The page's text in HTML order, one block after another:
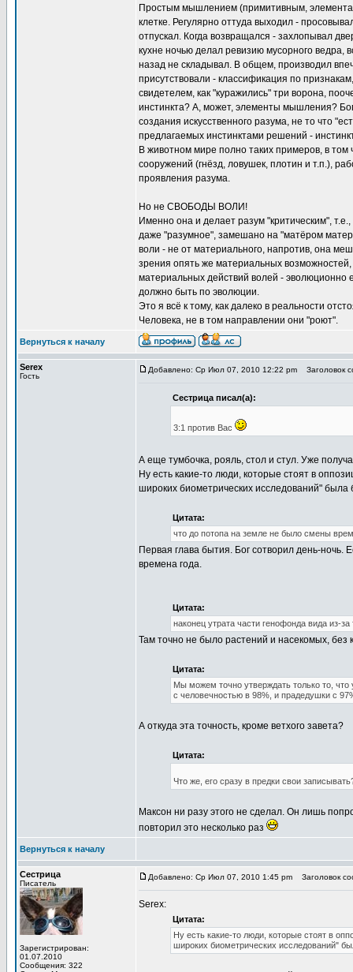
Простым мышлением (примитивным,
клетке. Регулярно оттуда выходил -
отпускал. Когда возвращался - захлопывал
кухне ночью делал ревизию мусорного ведра,
назад не складывал. В общем, производил
присутствовали - классификация по
свидетелем, как "куражились" три ворона,
инстинкта? А, может, элементы мышления?
создания искусственного разума, не то что
предлагаемых инстинктами решений -
В животном мире полно таких примеров, в том
сооружений (гнёзд, ловушек, плотин и т.п.),
проявления разума.
Но не СВОБОДЫ ВОЛИ!
Именно она и делает разум "критическим",
даже "разумное", замешано на "матёром
воли - не от материального, напротив, она
зрения опять же материальных
материальных действий волей - эволюционно
должно быть по эволюции.
Это я всё к тому, как далеко в реальности
Человека, не в том направлении они "роют".
Вернуться к началу
Serex
Гость
Добавлено: Ср Июл 07, 2010 12:22 pm Заголовок
Сестрица писал(а):
3:1 против Вас
А еще тумбочка, рояль, стол и стул. Уже
Ну есть какие-то люди, которые стоят в
широких биометрических исследований" была
Цитата:
что до потопа на земле не было смены
Первая глава бытия. Бог сотворил день-
времена года.
Цитата:
наконец утрата части генофонда вида из-
Там точно не было растений и насекомых,
Цитата:
Мы можем точно утверждать только то,
с человечностью в 98%, и прадедушки с
А откуда эта точность, кроме ветхого завета?
Цитата:
Что же, его сразу в предки свои
Максон ни разу этого не сделал. Он лишь
повторил это несколько раз
Вернуться к началу
Сестрица
Писатель
Зарегистрирован:
01.07.2010
Сообщения: 322
Добавлено: Ср Июл 07, 2010 1:45 pm Заголовок
Serex:
Цитата:
Ну есть какие-то люди, которые стоят в
широких биометрических исследований"